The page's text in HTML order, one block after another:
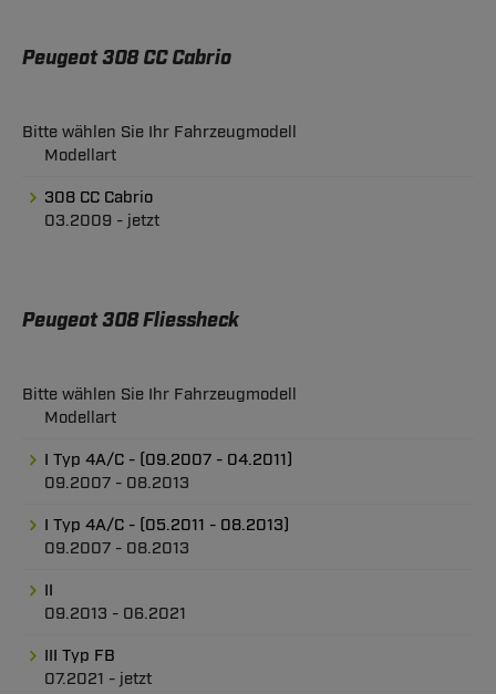
Peugeot 308 CC Cabrio
Bitte wählen Sie Ihr Fahrzeugmodell
Modellart
308 CC Cabrio
03.2009 - jetzt
Peugeot 308 Fliessheck
Bitte wählen Sie Ihr Fahrzeugmodell
Modellart
I Typ 4A/C - (09.2007 - 04.2011)
09.2007 - 08.2013
I Typ 4A/C - (05.2011 - 08.2013)
09.2007 - 08.2013
II
09.2013 - 06.2021
III Typ FB
07.2021 - jetzt